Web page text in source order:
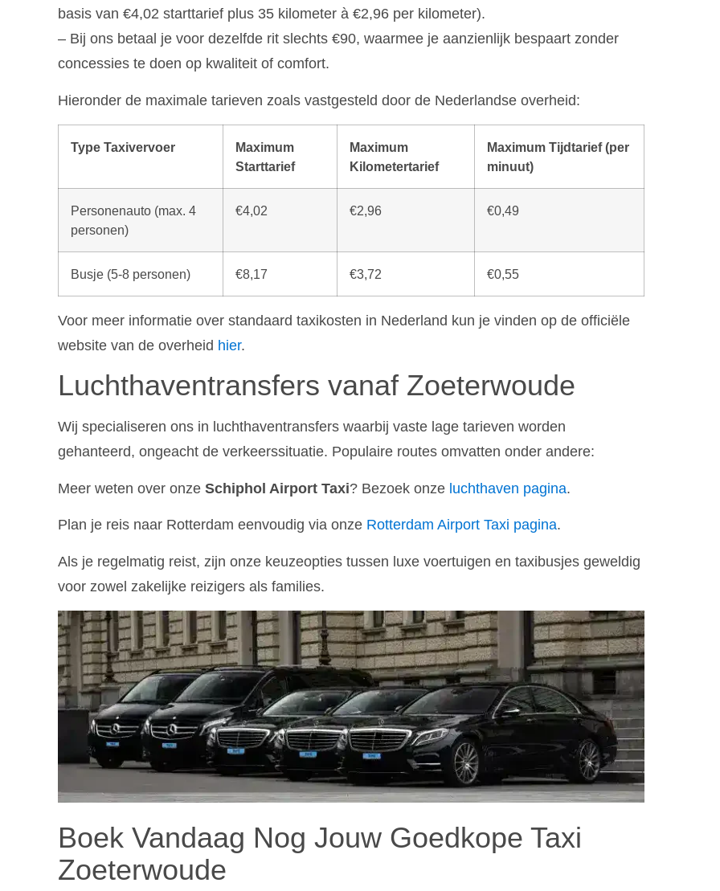
basis van €4,02 starttarief plus 35 kilometer à €2,96 per kilometer).
– Bij ons betaal je voor dezelfde rit slechts €90, waarmee je aanzienlijk bespaart zonder
concessies te doen op kwaliteit of comfort.
Hieronder de maximale tarieven zoals vastgesteld door de Nederlandse overheid:
Type Taxivervoer
Maximum
Starttarief
Maximum
Kilometertarief
Maximum Tijdtarief (per
minuut)
Personenauto (max. 4
personen)
€4,02 €2,96 €0,49
Busje (5-8 personen) €8,17 €3,72 €0,55
Voor meer informatie over standaard taxikosten in Nederland kun je vinden op de officiële
website van de overheid hier.
Luchthaventransfers vanaf Zoeterwoude
Wij specialiseren ons in luchthaventransfers waarbij vaste lage tarieven worden
gehanteerd, ongeacht de verkeerssituatie. Populaire routes omvatten onder andere:
Meer weten over onze Schiphol Airport Taxi? Bezoek onze luchthaven pagina.
Plan je reis naar Rotterdam eenvoudig via onze Rotterdam Airport Taxi pagina.
Als je regelmatig reist, zijn onze keuzeopties tussen luxe voertuigen en taxibusjes geweldig
voor zowel zakelijke reizigers als families.
Boek Vandaag Nog Jouw Goedkope Taxi
Zoeterwoude